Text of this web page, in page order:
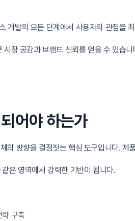
발의 모든 단계에서 사용자의 관점을
장 공감과 브랜드 신뢰를 얻을 수 있습니
어야 하는가
의 방향을 결정짓는 핵심 도구입니다.
은 영역에서 강력한 기반이 됩니다.
구축